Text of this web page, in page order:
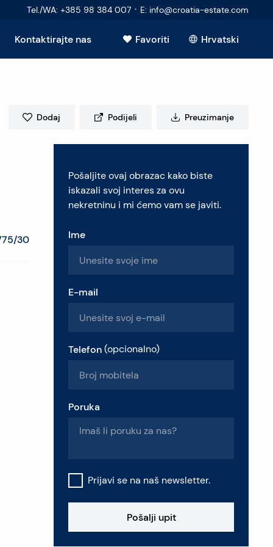
Tel./WA: +385 98 384 007 · E: info@croatia-estate.com
Kontaktirajte nas Favoriti Hrvatski
Vidi sve
30
Dodaj Podijeli Preuzimanje
Pošaljite ovaj obrazac kako biste
iskazali svoj interes za ovu
nekretninu i mi ćemo vam se javiti.
Ime
E-mail
Telefon (opcionalno)
Poruka
Prijavi se na naš newsletter.
Pošalji upit